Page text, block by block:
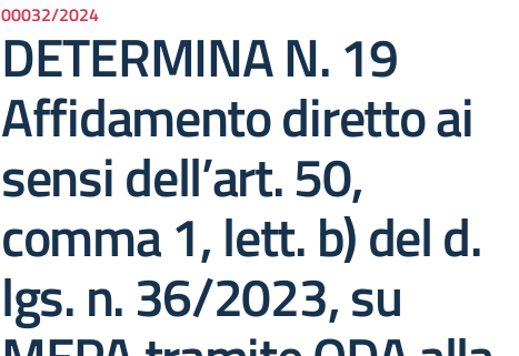
00032/2024
DETERMINA N. 19
Affidamento diretto ai
sensi dell’art. 50,
comma 1, lett. b) del d.
lgs. n. 36/2023, su